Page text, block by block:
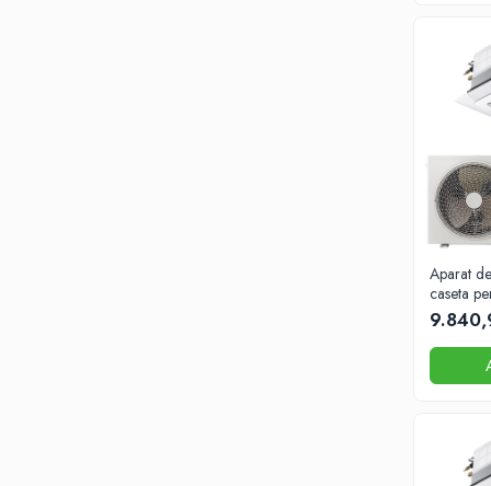
Aparat
caseta
18000